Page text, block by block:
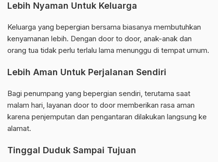
Lebih Nyaman Untuk Keluarga
Keluarga yang bepergian bersama biasanya membutuhkan
kenyamanan lebih. Dengan door to door, anak-anak dan
orang tua tidak perlu terlalu lama menunggu di tempat umum.
Lebih Aman Untuk Perjalanan Sendiri
Bagi penumpang yang bepergian sendiri, terutama saat
malam hari, layanan door to door memberikan rasa aman
karena penjemputan dan pengantaran dilakukan langsung ke
alamat.
Tinggal Duduk Sampai Tujuan